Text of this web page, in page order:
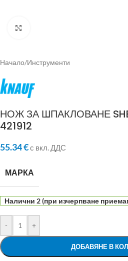
Начало/Инструменти
НОЖ ЗА ШПАКЛОВАНЕ
421912
55.34€с вкл. ДДС
МАРКА
Налични 2 (при изчерпване
- +
ДОБАВЯНЕ В